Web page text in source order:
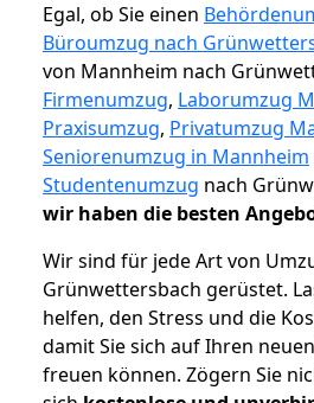
Egal, ob Sie einen
Büroumzug nach
von Mannheim nach
Firmenumzug, Laborumzug
Praxisumzug, Privatumzug
Seniorenumzug in Mannheim
Studentenumzug nach
wir haben die besten
Wir sind für jede Art von
Grünwettersbach gerüstet.
helfen, den Stress und die
damit Sie sich auf Ihren
freuen können. Zögern Sie